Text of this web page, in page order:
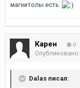
магнитолы есть.
Карен 0
Опубликовано:
Dalas писал: